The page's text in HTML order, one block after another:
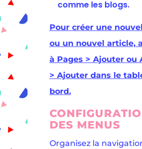
comme les blogs.
Pour créer une
ou un nouvel article,
à Pages > Ajouter ou
> Ajouter dans le
bord.
DES MENUS
Organisez la